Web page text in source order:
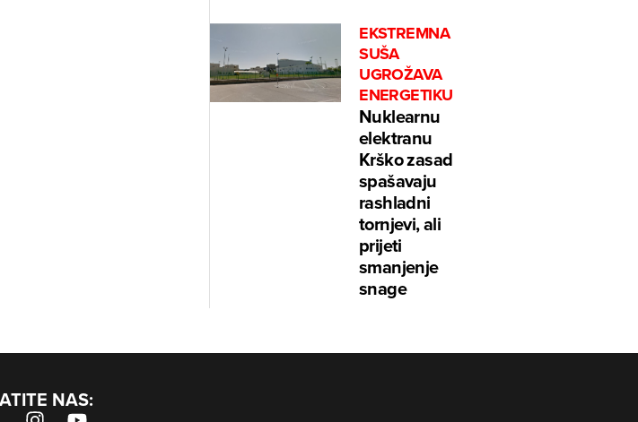
EKSTREMNA
SUŠA
UGROŽAVA
ENERGETIKU
Nuklearnu
elektranu
Krško zasad
spašavaju
rashladni
tornjevi, ali
prijeti
smanjenje
snage
NAS: